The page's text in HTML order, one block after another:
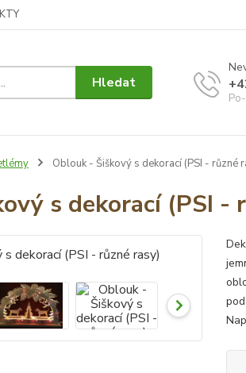
Hledat
Oblouk - Šiškový s dekorací (PSI - různé
s dekorací (PSI -